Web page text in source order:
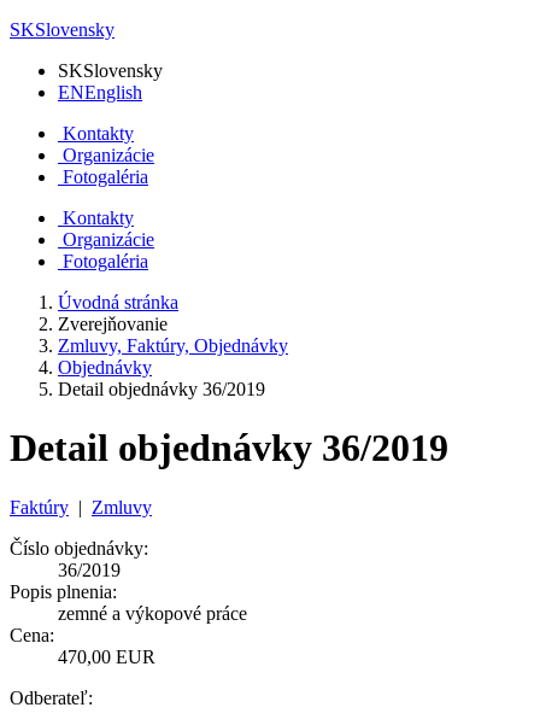
SKSlovensky
SKSlovensky
ENEnglish
Kontakty
Organizácie
Fotogaléria
Kontakty
Organizácie
Fotogaléria
Úvodná stránka
Zverejňovanie
Zmluvy, Faktúry, Objednávky
Objednávky
Detail objednávky 36/2019
Detail objednávky 36/2019
Faktúry | Zmluvy
Číslo objednávky:
36/2019
Popis plnenia:
zemné a výkopové práce
Cena:
470,00 EUR
Odberateľ: